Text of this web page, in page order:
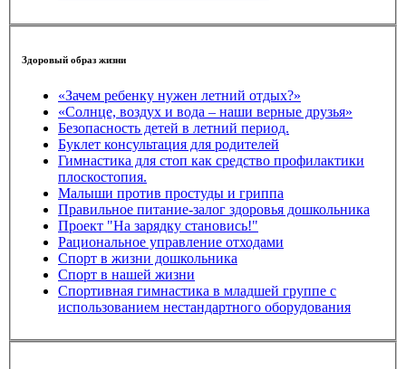
Здоровый образ жизни
«Зачем ребенку нужен летний отдых?»
«Солнце, воздух и вода – наши верные друзья»
Безопасность детей в летний период.
Буклет консультация для родителей
Гимнастика для стоп как средство профилактики
плоскостопия.
Малыши против простуды и гриппа
Правильное питание-залог здоровья дошкольника
Проект "На зарядку становись!"
Рациональное управление отходами
Спорт в жизни дошкольника
Спорт в нашей жизни
Спортивная гимнастика в младшей группе с
использованием нестандартного оборудования